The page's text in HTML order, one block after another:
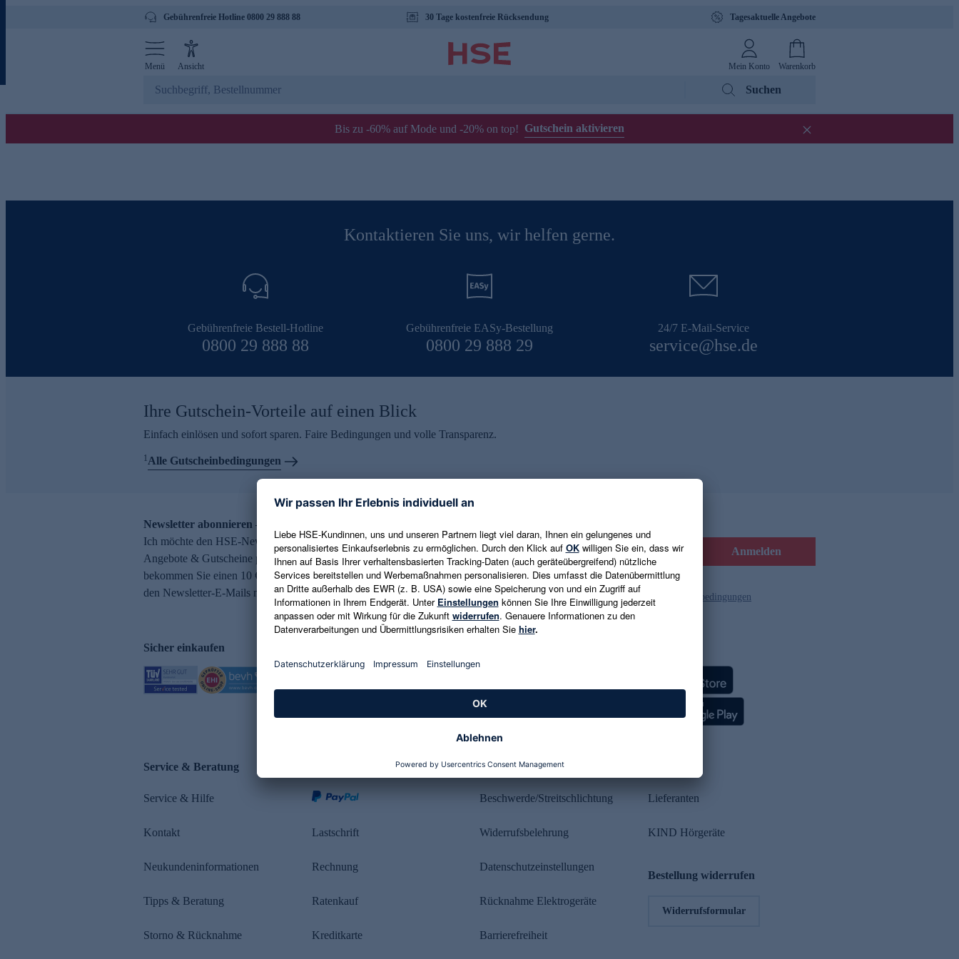
Gebührenfreie Hotline 0800 29 888 88 30 Tage kostenfreie Rücksendung Tagesaktuelle Angebote
Menü Ansicht Mein Konto Warenkorb
Suchen
Bis zu -60% auf Mode und -20% on top! Gutschein aktivieren
Kontaktieren Sie uns, wir helfen gerne.
Gebührenfreie Bestell-Hotline
0800 29 888 88
Gebührenfreie EASy-Bestellung
0800 29 888 29
24/7 E-Mail-Service
service@hse.de
Ihre Gutschein-Vorteile auf einen Blick
Einfach einlösen und sofort sparen. Faire Bedingungen und volle Transparenz.
1Alle Gutscheinbedingungen
Newsletter abonnieren – 10 € Gutschein erhalten
Ich möchte den HSE-Newsletter abonnieren und aktuelle Trends,
Angebote & Gutscheine per E-Mail erhalten. Als Dankeschön
bekommen Sie einen 10 € Gutschein. Eine Abmeldung ist jederzeit in
den Newsletter-E-Mails möglich.
E-Mail-Adresse eingeben Anmelden
Es gelten die Datenschutzrichtlinien und die Gutscheinbedingungen
Sicher einkaufen
Service & Beratung
Service & Hilfe
Kontakt
Neukundeninformationen
Tipps & Beratung
Storno & Rücknahme
Lastschrift
Rechnung
Ratenkauf
Kreditkarte
Rechtliches
Beschwerde/Streitschlichtung
Widerrufsbelehrung
Datenschutzeinstellungen
Rücknahme Elektrogeräte
Barrierefreiheit
Lieferanten
KIND Hörgeräte
Bestellung widerrufen
Widerrufsformular